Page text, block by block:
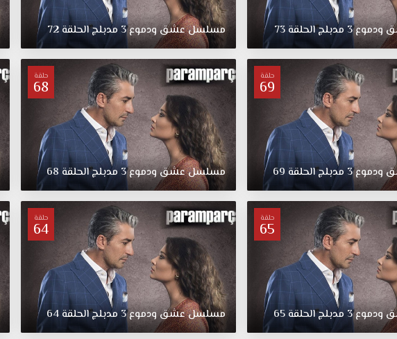
ودموع3 مدبلجالحلقة73 مسلسلعشقودموع3 مدبلجالحلقة72
حلقة
69
ودموع3 مدبلجالحلقة 69
حلقة
68
مسلسلعشقودموع3 مدبلجالحلقة 68
حلقة
65
ودموع3 مدبلجالحلقة65
حلقة
64
مسلسلعشقودموع3 مدبلجالحلقة64